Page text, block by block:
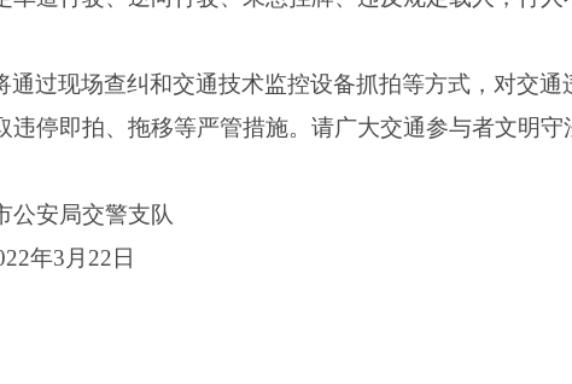
过现场查纠和交通技术监控设备抓拍等方式，对交通
停即拍、拖移等严管措施。请广大交通参与者文明守
公安局交警支队
年3月22日